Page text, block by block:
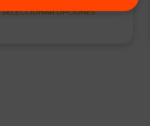
SELECCIONAR OPCIONES